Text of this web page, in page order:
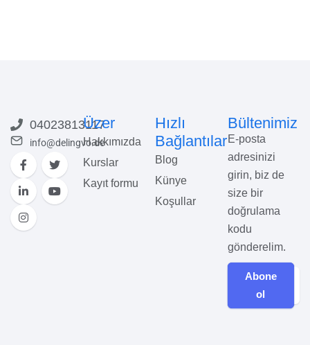
04023813117
info@delingvo.de
Üzer
Hakkımızda
Kurslar
Kayıt formu
Hızlı
Bağlantılar
Blog
Künye
Koşullar
Bültenimiz
E-posta
adresinizi
girin, biz de
size bir
doğrulama
kodu
gönderelim.
Abone
ol